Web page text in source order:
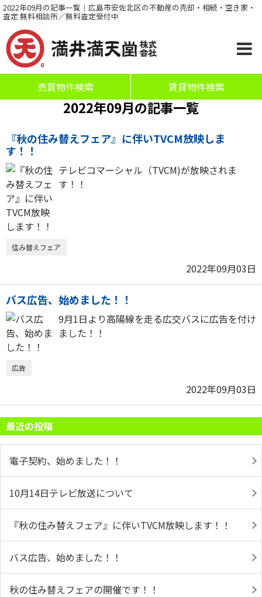
2022年09月の記事一覧｜広島市安佐北区の不動産の売却・相続・空き家・
査定 無料相談所／無料査定受付中
売買物件検索 賃貸物件検索
2022年09月の記事一覧
『秋の住み替えフェア』に伴いTVCM放映しま
す！！
テレビコマーシャル（TVCM)が放映されま
す！！
住み替えフェア
2022年09月03日
バス広告、始めました！！
9月1日より高陽線を走る広交バスに広告を付け
ました！！
広告
2022年09月03日
最近の投稿
電子契約、始めました！！
10月14日テレビ放送について
『秋の住み替えフェア』に伴いTVCM放映します！！
バス広告、始めました！！
秋の住み替えフェアの開催です！！